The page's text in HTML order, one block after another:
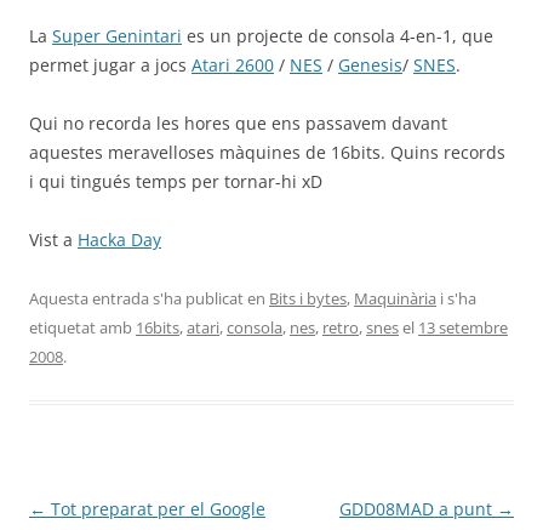
La Super Genintari es un projecte de consola 4-en-1, que
permet jugar a jocs Atari 2600 / NES / Genesis/ SNES.
Qui no recorda les hores que ens passavem davant
aquestes meravelloses màquines de 16bits. Quins records
i qui tingués temps per tornar-hi xD
Vist a Hacka Day
Aquesta entrada s'ha publicat en Bits i bytes, Maquinària i s'ha
etiquetat amb 16bits,atari,consola, nes, retro,snesel 13 setembre
2008.
Navegació
← Tot preparat per el Google
GDD08MAD a punt →